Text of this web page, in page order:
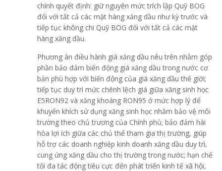
chính quyết định: giữ nguyên mức trích lập Quỹ BOG
đối với tất cả các mặt hàng xăng dầu như kỳ trước và
tiếp tục không chi Quỹ BOG đối với tất cả các mặt
hàng xăng dầu.
Phương án điều hành giá xăng dầu nêu trên nhằm góp
phần bảo đảm biến động giá xăng dầu trong nước cơ
bản phù hợp với biến động của giá xăng dầu thế giới;
tiếp tục duy trì mức chênh lệch giá giữa xăng sinh học
E5RON92 và xăng khoáng RON95 ở mức hợp lý để
khuyến khích sử dụng xăng sinh học nhằm bảo vệ môi
trường theo chủ trương của Chính phủ; bảo đảm hài
hòa lợi ích giữa các chủ thể tham gia thị trường, giúp
hỗ trợ các doanh nghiệp kinh doanh xăng dầu duy trì,
cung ứng xăng dầu cho thị trường trong nước; hạn chế
tối đa tác động tiêu cực đến phát triển kinh tế xã hội,